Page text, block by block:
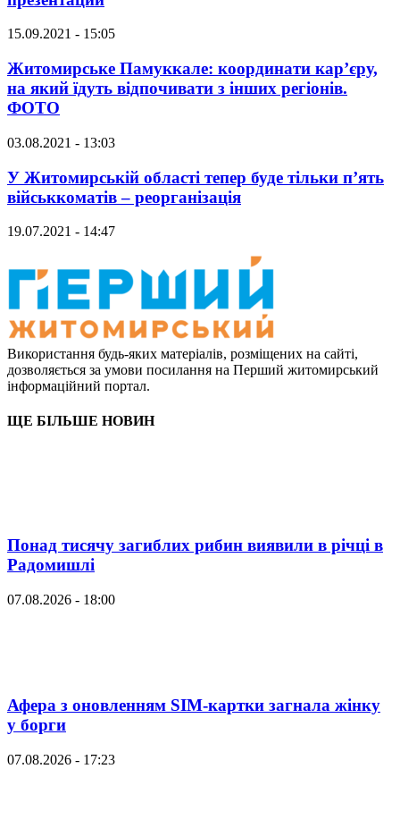
15.09.2021 - 15:05
Житомирське Памуккале: координати кар’єру,
на який їдуть відпочивати з інших регіонів.
ФОТО
03.08.2021 - 13:03
У Житомирській області тепер буде тільки п’ять
військкоматів – реорганізація
19.07.2021 - 14:47
Використання будь-яких матеріалів, розміщених на сайті,
дозволяється за умови посилання на Перший житомирський
інформаційний портал.
ЩЕ БІЛЬШЕ НОВИН
Понад тисячу загиблих рибин виявили в річці в
Радомишлі
07.08.2026 - 18:00
Афера з оновленням SIM-картки загнала жінку
у борги
07.08.2026 - 17:23